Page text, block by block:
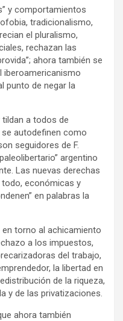
y comportamientos
tradicionalismo,
el pluralismo,
rechazan las
ahora también se
iberoamericanismo
punto de negar la
a todos de
autodefinen como
seguidores de F.
argentino
Las nuevas derechas
económicas y
en palabras la
torno al achicamiento
a los impuestos,
del trabajo,
la libertad en
de la riqueza,
y de las privatizaciones.
ahora también